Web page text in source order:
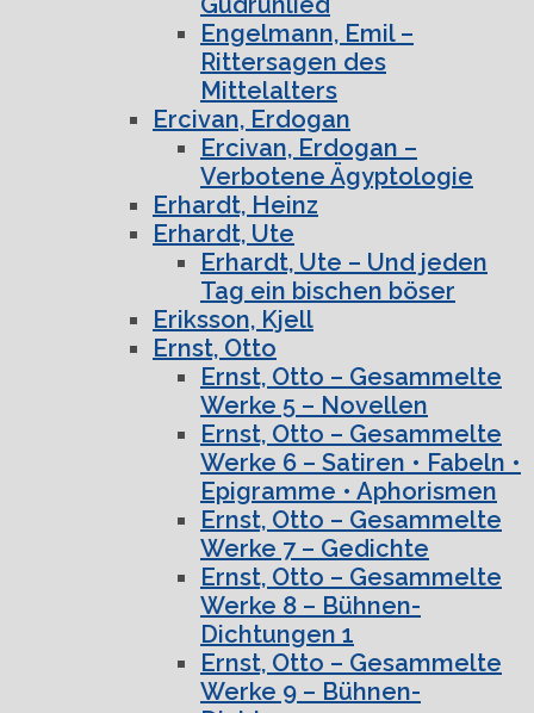
Engelmann, Emil –
Rittersagen des
Mittelalters
Ercivan, Erdogan
Ercivan, Erdogan –
Verbotene Ägyptologie
Erhardt, Heinz
Erhardt, Ute
Erhardt, Ute – Und jeden
Tag ein bischen böser
Eriksson, Kjell
Ernst, Otto
Ernst, Otto – Gesammelte
Werke 5 – Novellen
Ernst, Otto – Gesammelte
Werke 6 – Satiren • Fabeln •
Epigramme • Aphorismen
Ernst, Otto – Gesammelte
Werke 7 – Gedichte
Ernst, Otto – Gesammelte
Werke 8 – Bühnen-
Dichtungen 1
Ernst, Otto – Gesammelte
Werke 9 – Bühnen-